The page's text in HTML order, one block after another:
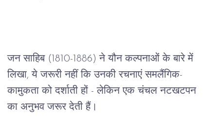
जन साहिब (1810-1886) ने यौन कल्पनाओं के बारे में
लिखा, ये जरूरी नहीं कि उनकी रचनाएं समलैंगिक-
कामुकता को दर्शाती हों - लेकिन एक चंचल नटखटपन
का अनुभव जरूर देती हैं।